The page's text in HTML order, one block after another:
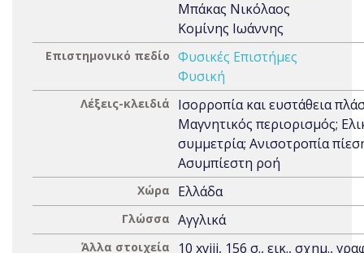
Μπάκας Νικόλαος
Κομίνης Ιωάννης
Επιστημονικό πεδίο Φυσικές Επιστήμες
Φυσική
Λέξεις-κλειδιά
Ισορροπία και ευστάθεια
Μαγνητικός περιορισμός;
συμμετρία; Ανισοτροπία
Ασυμπίεστη ροή
Χώρα Ελλάδα
Γλώσσα Αγγλικά
Άλλα στοιχεία 10 xviii, 156 σ., εικ., σχημ.,